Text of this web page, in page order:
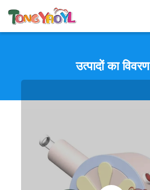
उत्पादों का विवरण